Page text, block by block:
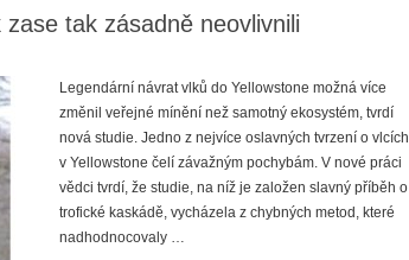
tak zásadně neovlivnili
Legendární návrat vlků do Yellowstone možná více
změnil veřejné mínění než samotný ekosystém, tvrdí
nová studie. Jedno z nejvíce oslavných tvrzení o vlcích
v Yellowstone čelí závažným pochybám. V nové práci
vědci tvrdí, že studie, na níž je založen slavný příběh o
trofické kaskádě, vycházela z chybných metod, které
nadhodnocovaly …